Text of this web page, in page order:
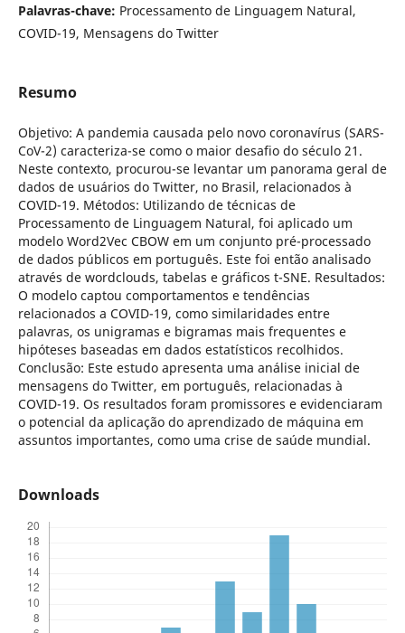
Palavras-chave: Processamento de Linguagem Natural,
COVID-19, Mensagens do Twitter
Resumo
Objetivo: A pandemia causada pelo novo coronavírus (SARS-
CoV-2) caracteriza-se como o maior desafio do século 21.
Neste contexto, procurou-se levantar um panorama geral de
dados de usuários do Twitter, no Brasil, relacionados à
COVID-19. Métodos: Utilizando de técnicas de
Processamento de Linguagem Natural, foi aplicado um
modelo Word2Vec CBOW em um conjunto pré-processado
de dados públicos em português. Este foi então analisado
através de wordclouds, tabelas e gráficos t-SNE. Resultados:
O modelo captou comportamentos e tendências
relacionados a COVID-19, como similaridades entre
palavras, os unigramas e bigramas mais frequentes e
hipóteses baseadas em dados estatísticos recolhidos.
Conclusão: Este estudo apresenta uma análise inicial de
mensagens do Twitter, em português, relacionadas à
COVID-19. Os resultados foram promissores e evidenciaram
o potencial da aplicação do aprendizado de máquina em
assuntos importantes, como uma crise de saúde mundial.
Downloads